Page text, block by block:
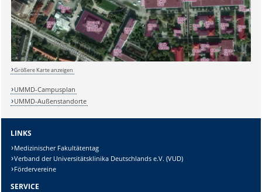
Größere Karte anzeigen
UMMD-Campusplan
UMMD-Außenstandorte
LINKS
Medizinischer Fakultätentag
Verband der Universitätsklinika Deutschlands e.V. (VUD)
Fördervereine
SERVICE